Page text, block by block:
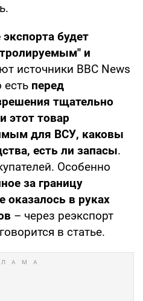
будет
и
источники ВВС News
есть перед
тщательно
этот товар
для ВСУ, каковы
есть ли запасы.
Особенно
за границу
оказалось в руках
– через реэкспорт
в статье.